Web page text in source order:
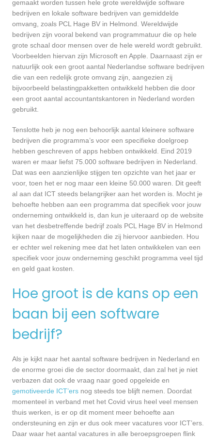
gemaakt worden tussen hele grote wereldwijde software
bedrijven en lokale software bedrijven van gemiddelde
omvang, zoals PCL Hage BV in Helmond. Wereldwijde
bedrijven zijn vooral bekend van programmatuur die op hele
grote schaal door mensen over de hele wereld wordt gebruikt.
Voorbeelden hiervan zijn Microsoft en Apple. Daarnaast zijn er
natuurlijk ook een groot aantal Nederlandse software bedrijven
die van een redelijk grote omvang zijn, aangezien zij
bijvoorbeeld belastingpakketten ontwikkeld hebben die door
een groot aantal accountantskantoren in Nederland worden
gebruikt.
Tenslotte heb je nog een behoorlijk aantal kleinere software
bedrijven die programma’s voor een specifieke doelgroep
hebben geschreven of apps hebben ontwikkeld. Eind 2019
waren er maar liefst 75.000 software bedrijven in Nederland.
Dat was een aanzienlijke stijgen ten opzichte van het jaar er
voor, toen het er nog maar een kleine 50.000 waren. Dit geeft
al aan dat ICT steeds belangrijker aan het worden is. Mocht je
behoefte hebben aan een programma dat specifiek voor jouw
onderneming ontwikkeld is, dan kun je uiteraard op de website
van het desbetreffende bedrijf zoals PCL Hage BV in Helmond
kijken naar de mogelijkheden die zij hiervoor aanbieden. Hou
er echter wel rekening mee dat het laten ontwikkelen van een
specifiek voor jouw onderneming geschikt programma veel tijd
en geld gaat kosten.
Hoe groot is de kans op een
baan bij een software
bedrijf?
Als je kijkt naar het aantal software bedrijven in Nederland en
de enorme groei die de sector doormaakt, dan zal het je niet
verbazen dat ook de vraag naar goed opgeleide en
gemotiveerde ICT’ers nog steeds toe blijft nemen. Doordat
momenteel in verband met het Covid virus heel veel mensen
thuis werken, is er op dit moment meer behoefte aan
ondersteuning en zijn er dus ook meer vacatures voor ICT’ers.
Daar waar het aantal vacatures in alle beroepsgroepen flink